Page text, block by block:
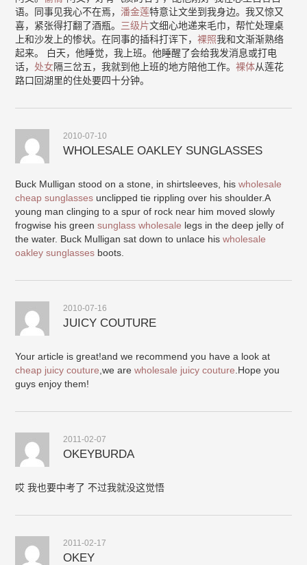
语。同事见我心不在焉， 潘金莲特意让文坐到我身边。我又惊又
喜，紧张得打翻了酒瓶。 三级片文细心地递来毛巾，帮忙处理桌
上和沙发上的惨状。在同事的插科打诨下，裸照我和文渐渐熟络
起来。 白天，他睡觉，我上班。他睡醒了会给我发消息或打电
话， 处女隔三岔五，我就到他上班的地方陪他工作。裸体从莲花
路口回湖里的住处要四十分钟。
2010-07-10
WHOLESALE OAKLEY SUNGLASSES
Buck Mulligan stood on a stone, in shirtsleeves, hiswholesale
cheap sunglasses unclipped tie rippling over his shoulder.A
young man clinging to a spur of rock near him moved slowly
frogwise his greensunglass wholesale legs in the deep jelly of
the water. Buck Mulligan sat down to unlace hiswholesale
oakley sunglasses boots.
2010-07-16
JUICY COUTURE
Your article is great!and we recommend you have a look at
cheap juicy couture ,we arewholesale juicy couture .Hope you
guys enjoy them!
2011-02-07
OKEYBURDA
哎 我也要中考了 不过我就没这觉悟
2011-02-17
OKEY